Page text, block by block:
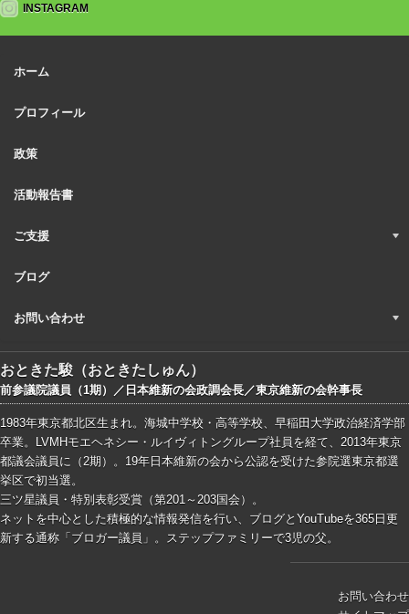
INSTAGRAM
ホーム
プロフィール
政策
活動報告書
ご支援
ブログ
お問い合わせ
おときた駿（おときたしゅん）
前参議院議員（1期）／日本維新の会政調会長／東京維新の会幹事長
1983年東京都北区生まれ。海城中学校・高等学校、早稲田大学政治経済学部
卒業。LVMHモエヘネシー・ルイヴィトングループ社員を経て、2013年東京
都議会議員に（2期）。19年日本維新の会から公認を受けた参院選東京都選
挙区で初当選。
三ツ星議員・特別表彰受賞（第201～203国会）。
ネットを中心とした積極的な情報発信を行い、ブログとYouTubeを365日更
新する通称「ブロガー議員」。ステップファミリーで3児の父。
お問い合わせ